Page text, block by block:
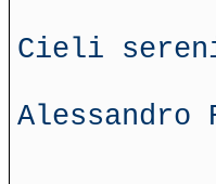
Cieli
Alessandro